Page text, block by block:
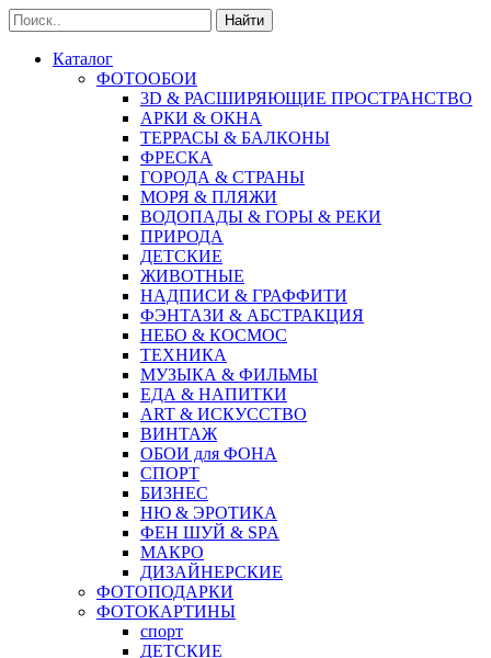
Найти
Каталог
ФОТООБОИ
3D & РАСШИРЯЮЩИЕ ПРОСТРАНСТВО
АРКИ & ОКНА
ТЕРРАСЫ & БАЛКОНЫ
ФРЕСКА
ГОРОДА & СТРАНЫ
МОРЯ & ПЛЯЖИ
ВОДОПАДЫ & ГОРЫ & РЕКИ
ПРИРОДА
ДЕТСКИЕ
ЖИВОТНЫЕ
НАДПИСИ & ГРАФФИТИ
ФЭНТАЗИ & АБСТРАКЦИЯ
НЕБО & КОСМОС
ТЕХНИКА
МУЗЫКА & ФИЛЬМЫ
ЕДА & НАПИТКИ
ART & ИСКУССТВО
ВИНТАЖ
ОБОИ для ФОНА
СПОРТ
БИЗНЕС
НЮ & ЭРОТИКА
ФЕН ШУЙ & SPA
МАКРО
ДИЗАЙНЕРСКИЕ
ФОТОПОДАРКИ
ФОТОКАРТИНЫ
спорт
ДЕТСКИЕ